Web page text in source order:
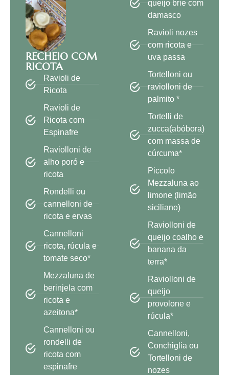
RECHEIO COM
RICOTA
Ravioli de
Ricota
Ravioli de
Ricota com
Espinafre
Raviolloni de
alho poró e
ricota
Rondelli ou
cannelloni de
ricota e ervas
Cannelloni
ricota, rúcula e
tomate seco*
Mezzaluna de
berinjela com
ricota e
azeitona*
Cannelloni ou
rondelli de
ricota com
espinafre
queijo brie com
damasco
Ravioli nozes
com ricota e
uva passa
Tortelloni ou
raviolloni de
palmito *
Tortelli de
zucca(abóbora)
com massa de
cúrcuma*
Piccolo
Mezzaluna ao
limone (limão
siciliano)
Raviolloni de
queijo coalho e
banana da
terra*
Raviolloni de
queijo
provolone e
rúcula*
Cannelloni,
Conchiglia ou
Tortelloni de
nozes